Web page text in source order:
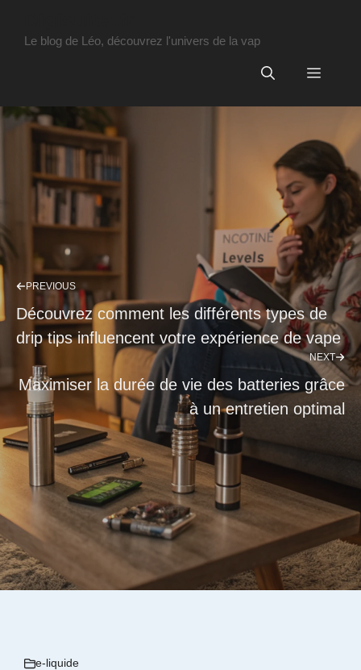
contenu
Le blog de Léo, découvrez l'univers de la vap
Menu
PREVIOUS
Découvrez comment les différents types de
drip tips influencent votre expérience de vape
NEXT
Maximiser la durée de vie des batteries grâce
à un entretien optimal
e-liquide